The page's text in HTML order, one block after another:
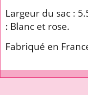
Largeur du sac :
: Blanc et rose.
Fabriqué en
To create online store